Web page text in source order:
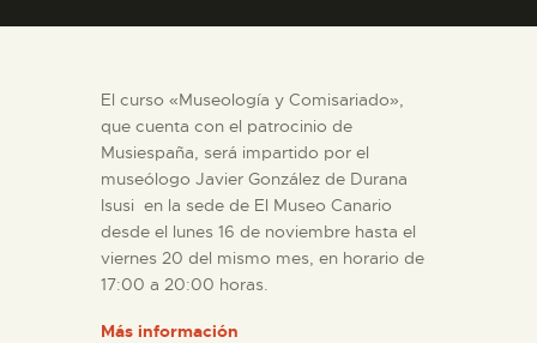
PREPARAR LA VISITA
ACTIVIDADES
█
EL MUSEO
COLECCIONES
El curso «Museología y Comisariado»,
que cuenta con el patrocinio de
Musiespaña, será impartido por el
museólogo Javier González de Durana
Isusi en la sede de El Museo Canario
desde el lunes 16 de noviembre hasta el
viernes 20 del mismo mes, en horario de
17:00 a 20:00 horas.
Más información